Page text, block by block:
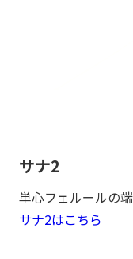
サナ2
単心フェルールの
サナ2はこちら